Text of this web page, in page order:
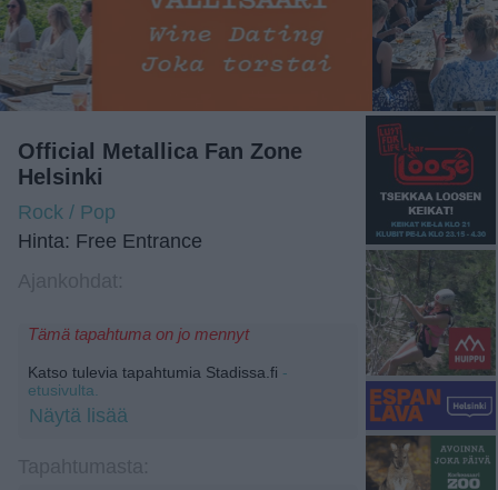
Official Metallica Fan Zone
Helsinki
Rock / Pop
Hinta: Free Entrance
Tämä tapahtuma on jo mennyt
Katso tulevia tapahtumia Stadissa.fi -
etusivulta.
Näytä lisää